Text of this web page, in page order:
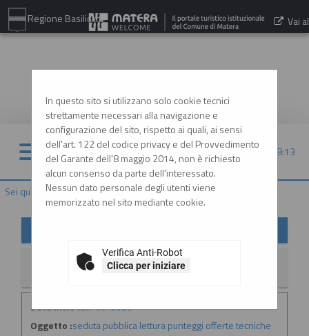
Regione Basilicata Vai al
09/08/2026 18:13
Sei qui: Home»Informazioni»News
In questo sito si utilizzano solo cookie tecnici
strettamente necessari alla navigazione e
configurazione del sito, rispetto ai quali, ai sensi
dell'art. 122 del codice privacy e del Provvedimento
del Garante dell'8 maggio 2014, non è richiesto
alcun consenso da parte dell'interessato.
Nessun dato personale degli utenti viene
memorizzato nel sito mediante cookie.
Verifica Anti-Robot
Clicca per iniziare
La ricerca ha restituito 2 risultati.
Data invio :29/06/2026
Oggetto :seduta pubblica lettura punteggi offerte tecniche